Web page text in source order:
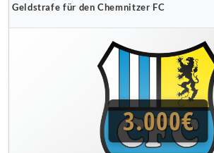
Geldstrafe für den Chemnitzer FC
3.000€